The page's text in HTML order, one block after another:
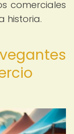
comerciales
historia.